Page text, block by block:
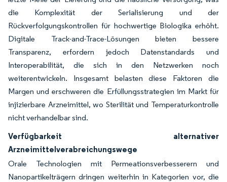
die Komplexität der Serialisierung und der
Rückverfolgungskontrollen für hochwertige Biologika erhöht.
Digitale Track-and-Trace-Lösungen bieten bessere
Transparenz, erfordern jedoch Datenstandards und
Interoperabilität, die sich in den Netzwerken noch
weiterentwickeln. Insgesamt belasten diese Faktoren die
Margen und erschweren die Erfüllungsstrategien im Markt für
injizierbare Arzneimittel, wo Sterilität und Temperaturkontrolle
nicht verhandelbar sind.
Verfügbarkeit alternativer
Arzneimittelverabreichungswege
Orale Technologien mit Permeationsverbesserern und
Nanopartikelträgern dringen weiterhin in Kategorien vor, die